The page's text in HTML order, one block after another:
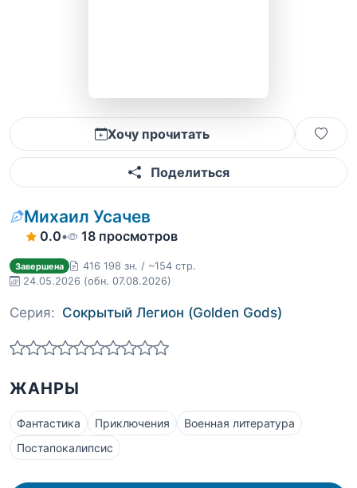
Хочу прочитать
Поделиться
Михаил Усачев
0.0• 18 просмотров
Завершена
416 198 зн. / ~154 стр.
24.05.2026 (обн. 07.08.2026)
Серия: Сокрытый Легион (Golden Gods)
ЖАНРЫ
Фантастика Приключения
Военная литература
Постапокалипсис